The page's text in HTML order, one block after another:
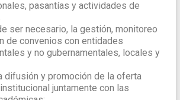
pasantías y actividades de
ser necesario, la gestión, monitoreo
de convenios con entidades
y no gubernamentales, locales y
difusión y promoción de la oferta
juntamente con las